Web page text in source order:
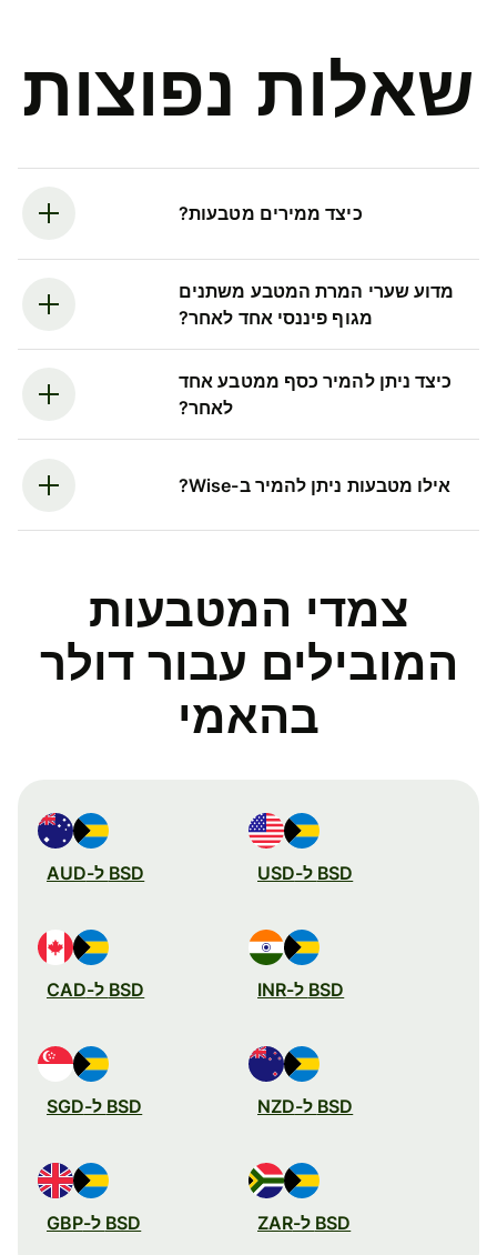
שאלות נפוצות
כיצד ממירים מטבעות?
מדוע שערי המרת המטבע משתנים
מגוף פיננסי אחד לאחר?
כיצד ניתן להמיר כסף ממטבע אחד
לאחר?
אילו מטבעות ניתן להמיר ב-Wise?
צמדי המטבעות
המובילים עבור דולר
בהאמי
BSD ל-USD BSD ל-AUD
BSD ל-INR BSD ל-CAD
BSD ל-NZD BSD ל-SGD
BSD ל-ZAR BSD ל-GBP